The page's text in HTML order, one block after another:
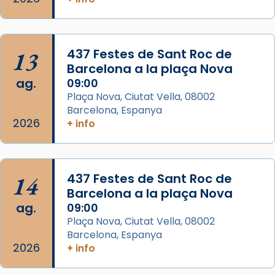
2 weeks ago
Aquest dilluns, 27 de juliol, ha tingut lloc la
missa d’acció de gràcies en agraïment al
comitè organitzador de la visita apostòlica
del Sant Pare Lleó XIV a Barcelona, i als
col·laboradors, a la Catedral de Barcelona.
L’arquebisbe de Barcelona, el cardenal Joan
📸 Dr. G. Simón
Photo
View on Facebook · Share
13
ag.
2026
437 Festes de Sant Roc de
Barcelona a la plaça Nova
09:00
Plaça Nova, Ciutat Vella, 08002
Barcelona, Espanya
+ info
14
ag.
2026
437 Festes de Sant Roc de
Barcelona a la plaça Nova
09:00
Plaça Nova, Ciutat Vella, 08002
Barcelona, Espanya
+ info